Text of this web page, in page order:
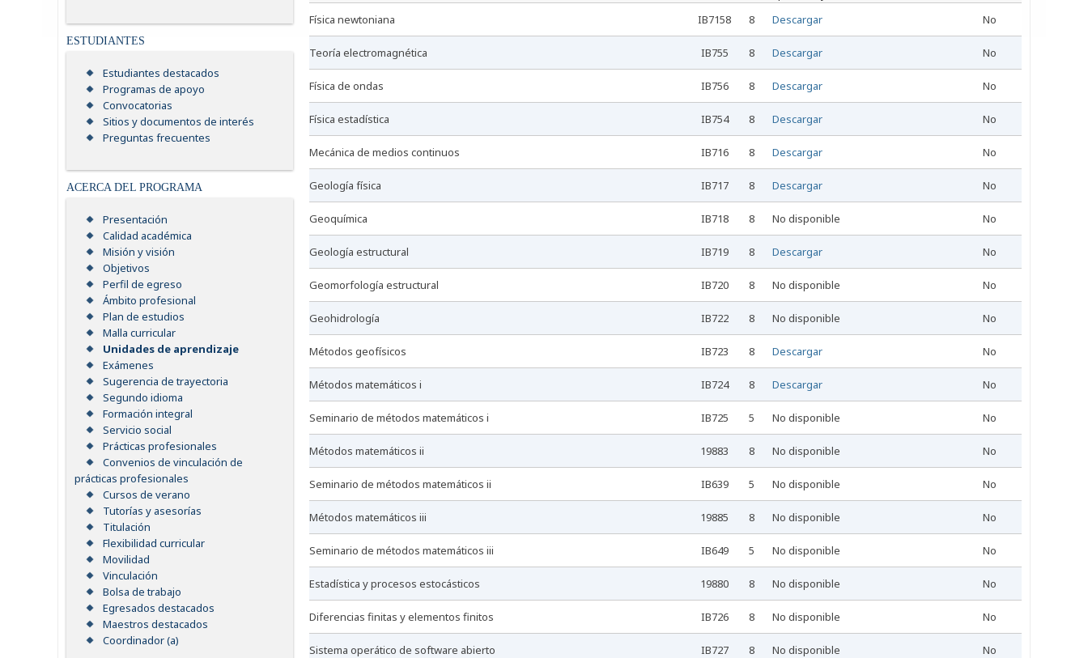
ESTUDIANTES
Estudiantes destacados
Programas de apoyo
Convocatorias
Sitios y documentos de interés
Preguntas frecuentes
ACERCA DEL PROGRAMA
Presentación
Calidad académica
Misión y visión
Objetivos
Perfil de egreso
Ámbito profesional
Plan de estudios
Malla curricular
Unidades de aprendizaje
Exámenes
Sugerencia de trayectoria
Segundo idioma
Formación integral
Servicio social
Prácticas profesionales
Convenios de vinculación de
prácticas profesionales
Cursos de verano
Tutorías y asesorías
Titulación
Flexibilidad curricular
Movilidad
Vinculación
Bolsa de trabajo
Egresados destacados
Maestros destacados
Coordinador (a)
física newtoniana IB7158 8 Descargar No
teoría electromagnética IB755 8 Descargar No
física de ondas IB756 8 Descargar No
física estadística IB754 8 Descargar No
mecánica de medios continuos IB716 8 Descargar No
geología física IB717 8 Descargar No
geoquímica IB718 8 No disponible No
geología estructural IB719 8 Descargar No
geomorfología estructural IB720 8 No disponible No
geohidrología IB722 8 No disponible No
métodos geofísicos IB723 8 Descargar No
métodos matemáticos i IB724 8 Descargar No
seminario de métodos matemáticos i IB725 5 No disponible No
métodos matemáticos ii 19883 8 No disponible No
seminario de métodos matemáticos ii IB639 5 No disponible No
métodos matemáticos iii 19885 8 No disponible No
seminario de métodos matemáticos iii IB649 5 No disponible No
estadística y procesos estocásticos 19880 8 No disponible No
diferencias finitas y elementos finitos IB726 8 No disponible No
sistema operático de software abierto IB727 8 No disponible No